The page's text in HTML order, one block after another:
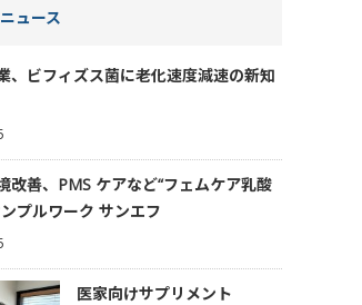
ュース
、ビフィズス菌に老化速度減速の新知
改善、PMS ケアなど“フェムケア乳酸
プルワーク サンエフ
医家向けサプリメント